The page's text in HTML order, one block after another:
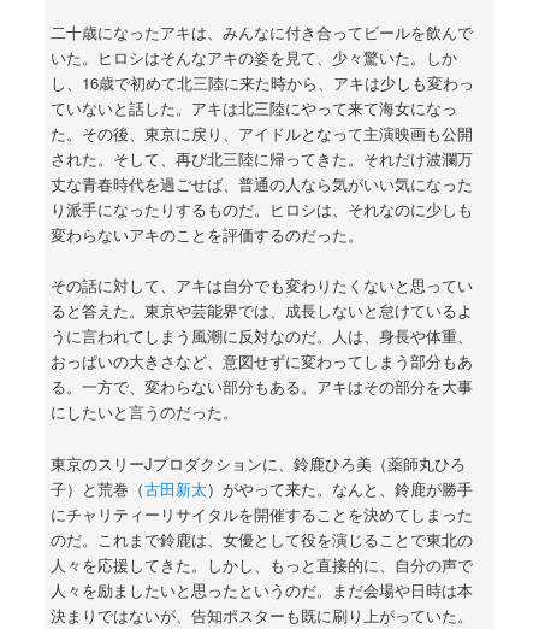
二十歳になったアキは、みんなに付き合ってビールを飲んで
いた。ヒロシはそんなアキの姿を見て、少々驚いた。しか
し、16歳で初めて北三陸に来た時から、アキは少しも変わっ
ていないと話した。アキは北三陸にやって来て海女になっ
た。その後、東京に戻り、アイドルとなって主演映画も公開
された。そして、再び北三陸に帰ってきた。それだけ波瀾万
丈な青春時代を過ごせば、普通の人なら気がいい気になった
り派手になったりするものだ。ヒロシは、それなのに少しも
変わらないアキのことを評価するのだった。
その話に対して、アキは自分でも変わりたくないと思ってい
ると答えた。東京や芸能界では、成長しないと怠けているよ
うに言われてしまう風潮に反対なのだ。人は、身長や体重、
おっぱいの大きさなど、意図せずに変わってしまう部分もあ
る。一方で、変わらない部分もある。アキはその部分を大事
にしたいと言うのだった。
東京のスリーJプロダクションに、鈴鹿ひろ美（薬師丸ひろ
子）と荒巻（古田新太）がやって来た。なんと、鈴鹿が勝手
にチャリティーリサイタルを開催することを決めてしまった
のだ。これまで鈴鹿は、女優として役を演じることで東北の
人々を応援してきた。しかし、もっと直接的に、自分の声で
人々を励ましたいと思ったというのだ。まだ会場や日時は本
決まりではないが、告知ポスターも既に刷り上がっていた。